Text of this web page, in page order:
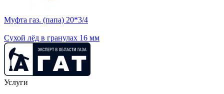
Муфта газ. (папа) 20*3/4
Сухой лёд в гранулах 16 мм
Услуги